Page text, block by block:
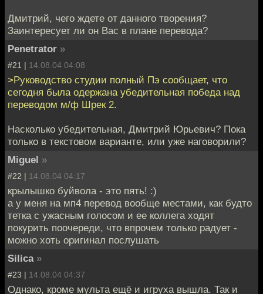
Дмитрий, чего ждете от данного творения?
Заинтересует ли он Вас в плане перевода?
Penetrator »
#21 | 14.08.04 04:08
>Руководство студии полный Пэ сообщает, что
сегодня была одержана убедительная победа над
переводом м/ф Шрек 2.
Насколько убедительная, Дмитрий Юрьевич? Пока
только в текстовом варианте, или уже наговорили?
Miguel »
#22 | 14.08.04 04:17
крылышко буйвола - это пять! :)
а у меня на мп4 перевод вообще местами, как будто
тетка с ужасным голосом и ее коллега ходят
покурить поочереди, что впрочем только радует -
можно хоть оригинал послушать
Silica »
#23 | 14.08.04 04:37
Однако, кроме мульта ещё и игруха вышла. Так и